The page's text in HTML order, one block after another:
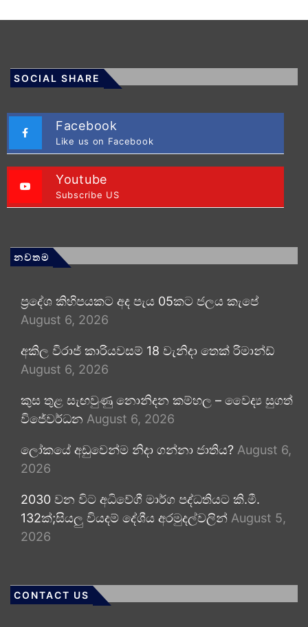
SOCIAL SHARE
Facebook
Like us on Facebook
Youtube
Subscribe US
නවතම
ප්‍රදේශ කිහිපයකට අද පැය 05කට ජලය කැපේ
August 6, 2026
අකිල විරාජ් කාරියවසම් 18 වැනිදා තෙක් රිමාන්ඩ්
August 6, 2026
කුස තුළ සැඟවුණු නොනිදන කම්හල – වෛද්‍ය සුගත්
විජේවර්ධන August 6, 2026
ලෝකයේ අඩුවෙන්ම නිදා ගන්නා ජාතිය? August 6,
2026
2030 වන විට අධිවේගී මාර්ග පද්ධතියට කි.මී.
132ක්;සියලු වියදම් දේශීය අරමුදල්වලින් August 5,
2026
CONTACT US